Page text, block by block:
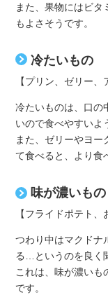
また、果物にはビタ
もよさそうです。
冷たいもの
【プリン、ゼリー、
冷たいものは、口の
いので食べやすいよ
また、ゼリーやヨー
て食べると、より食
味が濃いもの
【フライドポテト
つわり中はマクドナ
る…というのを良く
これは、味が濃いも
です。